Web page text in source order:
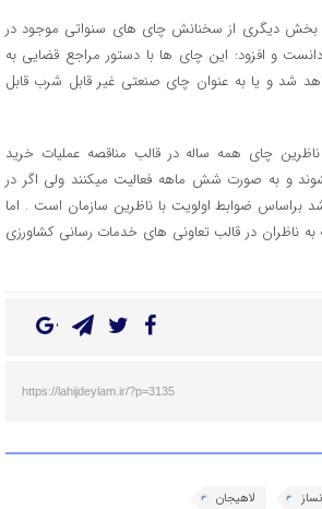
بخش دیگری از سخنانش چای های سنواتی موجود در
دانست و افزود: این چای ها با دستور مراجع قضایی به
شد و یا به عنوان چای صنعتی غیر قابل شرب قابل
چای همه ساله در قالب مناقصه عملیات خرید
و به صورت شش ماهه فعالیت میکنند ولی اگر در
براساس ضوابط اولویت با ناظرین سازمان است . اما
به ناظران در قالب تعاونی های خدمات رسانی کشاورزی
https://lahijdeylam.ir/?p=3135
لاهیجان